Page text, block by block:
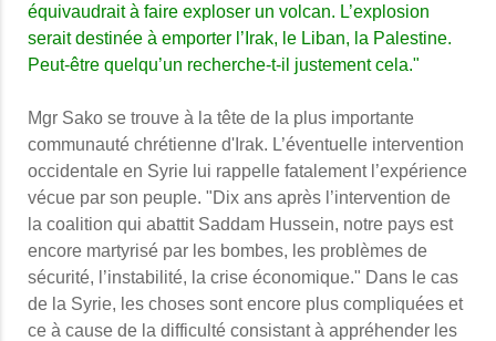
équivaudrait à faire exploser un volcan. L’explosion
serait destinée à emporter l’Irak, le Liban, la Palestine.
Peut-être quelqu’un recherche-t-il justement cela."
Mgr Sako se trouve à la tête de la plus importante
communauté chrétienne d'Irak. L’éventuelle intervention
occidentale en Syrie lui rappelle fatalement l’expérience
vécue par son peuple. "Dix ans après l’intervention de
la coalition qui abattit Saddam Hussein, notre pays est
encore martyrisé par les bombes, les problèmes de
sécurité, l’instabilité, la crise économique." Dans le cas
de la Syrie, les choses sont encore plus compliquées et
ce à cause de la difficulté consistant à appréhender les